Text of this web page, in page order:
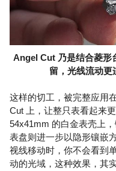
Angel Cut 乃是结合菱形
留，光线流动更
这样的切工，被完整应用
Cut 上，让整只表看起来
54x41mm 的白金表壳上
表盘则进一步以隐形镶嵌
视线移动时，你不会看到
动的光域，这种效果，其